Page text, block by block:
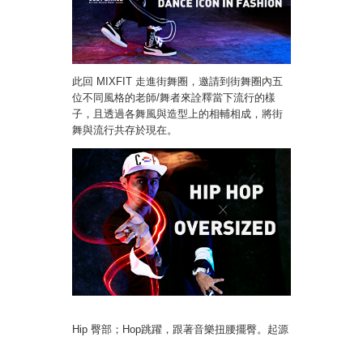
此回 MIXFIT 走進街舞圈，邀請到街舞圈內五
位不同風格的老師/舞者來詮釋當下流行的樣
子，且透過各舞風與造型上的相輔相成，將街
舞與流行共存於現在。
Hip 臀部；Hop跳躍，跟著音樂扭腰擺臀。起源